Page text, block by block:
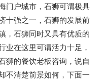
门户城市，石狮可谓极具
十强之一，石狮的发展前
，石狮同时又具有优质的
业在这里可谓活力十足，
狮的餐饮老板咨询，说自
不清楚前景如何，下面一